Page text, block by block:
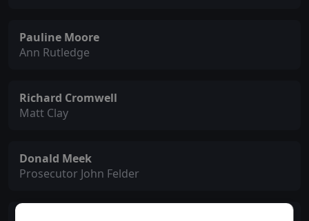
Pauline Moore
Ann Rutledge
Richard Cromwell
Matt Clay
Donald Meek
Prosecutor John Felder